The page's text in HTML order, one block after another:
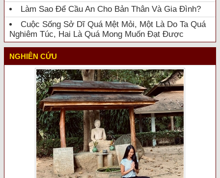
Làm Sao Để Cầu An Cho Bản Thân Và Gia Đình?
Cuộc Sống Sở Dĩ Quá Mệt Mỏi, Một Là Do Ta Quá
Nghiêm Túc, Hai Là Quá Mong Muốn Đạt Được
NGHIÊN CỨU